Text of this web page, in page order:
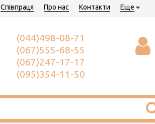
Співпраця Про нас Контакти Еще
(044)498-08-71
(067)555-68-55
(067)247-17-17
(095)354-11-50